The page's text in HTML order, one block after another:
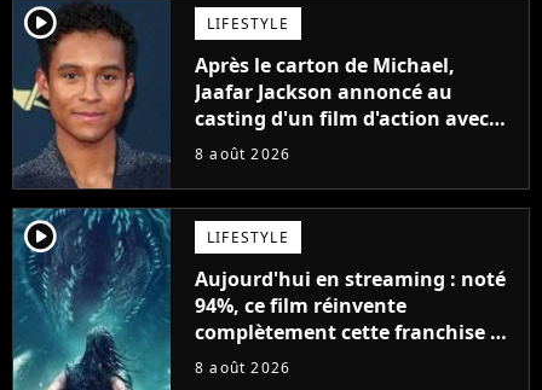
player2 LIFESTYLE
Après le carton de Michael,
Jaafar Jackson annoncé au
casting d'un film d'action avec
Will Smith
8 août 2026
player2 LIFESTYLE
Aujourd'hui en streaming : noté
94%, ce film réinvente
complètement cette franchise de
science-fiction vieille de 40 ans
8 août 2026